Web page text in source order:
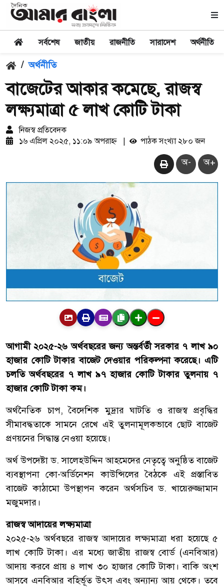
সর্বশেষ জাতীয় রাজনীতি সারাদেশ অর্থনীতি
/ অর্থনীতি
বাজেটের আকার কমেছে, রাজস্ব
লক্ষ্যমাত্রা ৫ লাখ কোটি টাকা
নিজস্ব প্রতিবেদক
১৬ এপ্রিল ২০২৫, ১১:০৯ অপরাহ্ন
পাঠক সংখ্যা ২৮০ জন
অ- অ+
আগামী ২০২৫-২৬ অর্থবছরের জন্য অন্তর্বর্তী সরকার ৭ লাখ ৯০
হাজার কোটি টাকার বাজেট দেওয়ার পরিকল্পনা করেছে। এটি
চলতি অর্থবছরের ৭ লাখ ৯৭ হাজার কোটি টাকার তুলনায় ৭
হাজার কোটি টাকা কম।
অর্থনৈতিক চাপ, বৈদেশিক মুদ্রার ঘাটতি ও রাজস্ব প্রবৃদ্ধির
সীমাবদ্ধতাকে সামনে রেখে এই তুলনামূলকভাবে ছোট বাজেট
প্রণয়নের সিদ্ধান্ত নেওয়া হয়েছে।
অর্থ উপদেষ্টা ড. সালেহউদ্দিন আহমেদের নেতৃত্বে অনুষ্ঠিত বাজেট
ব্যবস্থাপনা কো-অর্ডিনেশন কাউন্সিলের বৈঠকে এই প্রস্তাবিত
বাজেট কাঠামো উপস্থাপন করেন অর্থসচিব ড. খায়েরুজ্জামান
মজুমদার।
রাজস্ব আদায়ের লক্ষ্যমাত্রা
২০২৫-২৬ অর্থবছরে রাজস্ব আদায়ের লক্ষ্যমাত্রা ধরা হয়েছে ৫
লাখ কোটি টাকা। এর মধ্যে জাতীয় রাজস্ব বোর্ড (এনবিআর)
আদায় করবে প্রায় ৪ লাখ ৩০ হাজার কোটি টাকা। বাকি অংশ
আসবে এনবিআর বহির্ভূত উৎস এবং অন্যান্য আয় থেকে। তবে